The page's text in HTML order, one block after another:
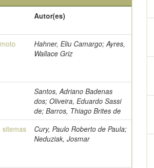
Autor(es)
Hahner, Eliu Camargo; Ayres,
Wallace Griz
Santos, Adriano Badenas
dos; Oliveira, Eduardo Sassi
de; Barros, Thiago Brites de
sitemas
Cury, Paulo Roberto de Paula;
Neduziak, Josmar